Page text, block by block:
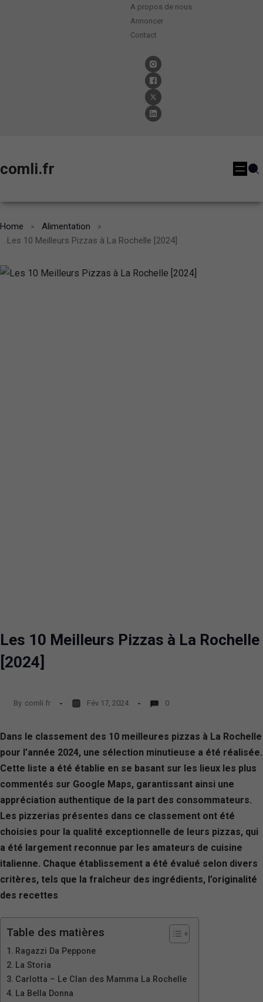
A propos de nous
Annoncer
Contact
comli.fr
Home
Alimentation
Les 10 Meilleurs Pizzas à La Rochelle [2024]
Les 10 Meilleurs Pizzas à La Rochelle
[2024]
By comli.fr Fév 17, 2024 0
Dans le classement des 10 meilleures pizzas à La Rochelle
pour l’année 2024, une sélection minutieuse a été réalisée.
Cette liste a été établie en se basant sur les lieux les plus
commentés sur Google Maps, garantissant ainsi une
appréciation authentique de la part des consommateurs.
Les pizzerias présentes dans ce classement ont été
choisies pour la qualité exceptionnelle de leurs pizzas, qui
a été largement reconnue par les amateurs de cuisine
italienne. Chaque établissement a été évalué selon divers
critères, tels que la fraîcheur des ingrédients, l’originalité
des recettes
Table des matières
Ragazzi Da Peppone
La Storia
Carlotta – Le Clan des Mamma La Rochelle
La Bella Donna